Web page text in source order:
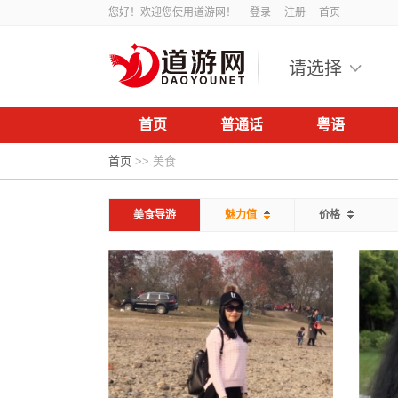
您好！欢迎您使用道游网！ 登录 注册 首页
请选择
首页 普通话 粤语
首页 >> 美食
美食导游 魅力值 价格